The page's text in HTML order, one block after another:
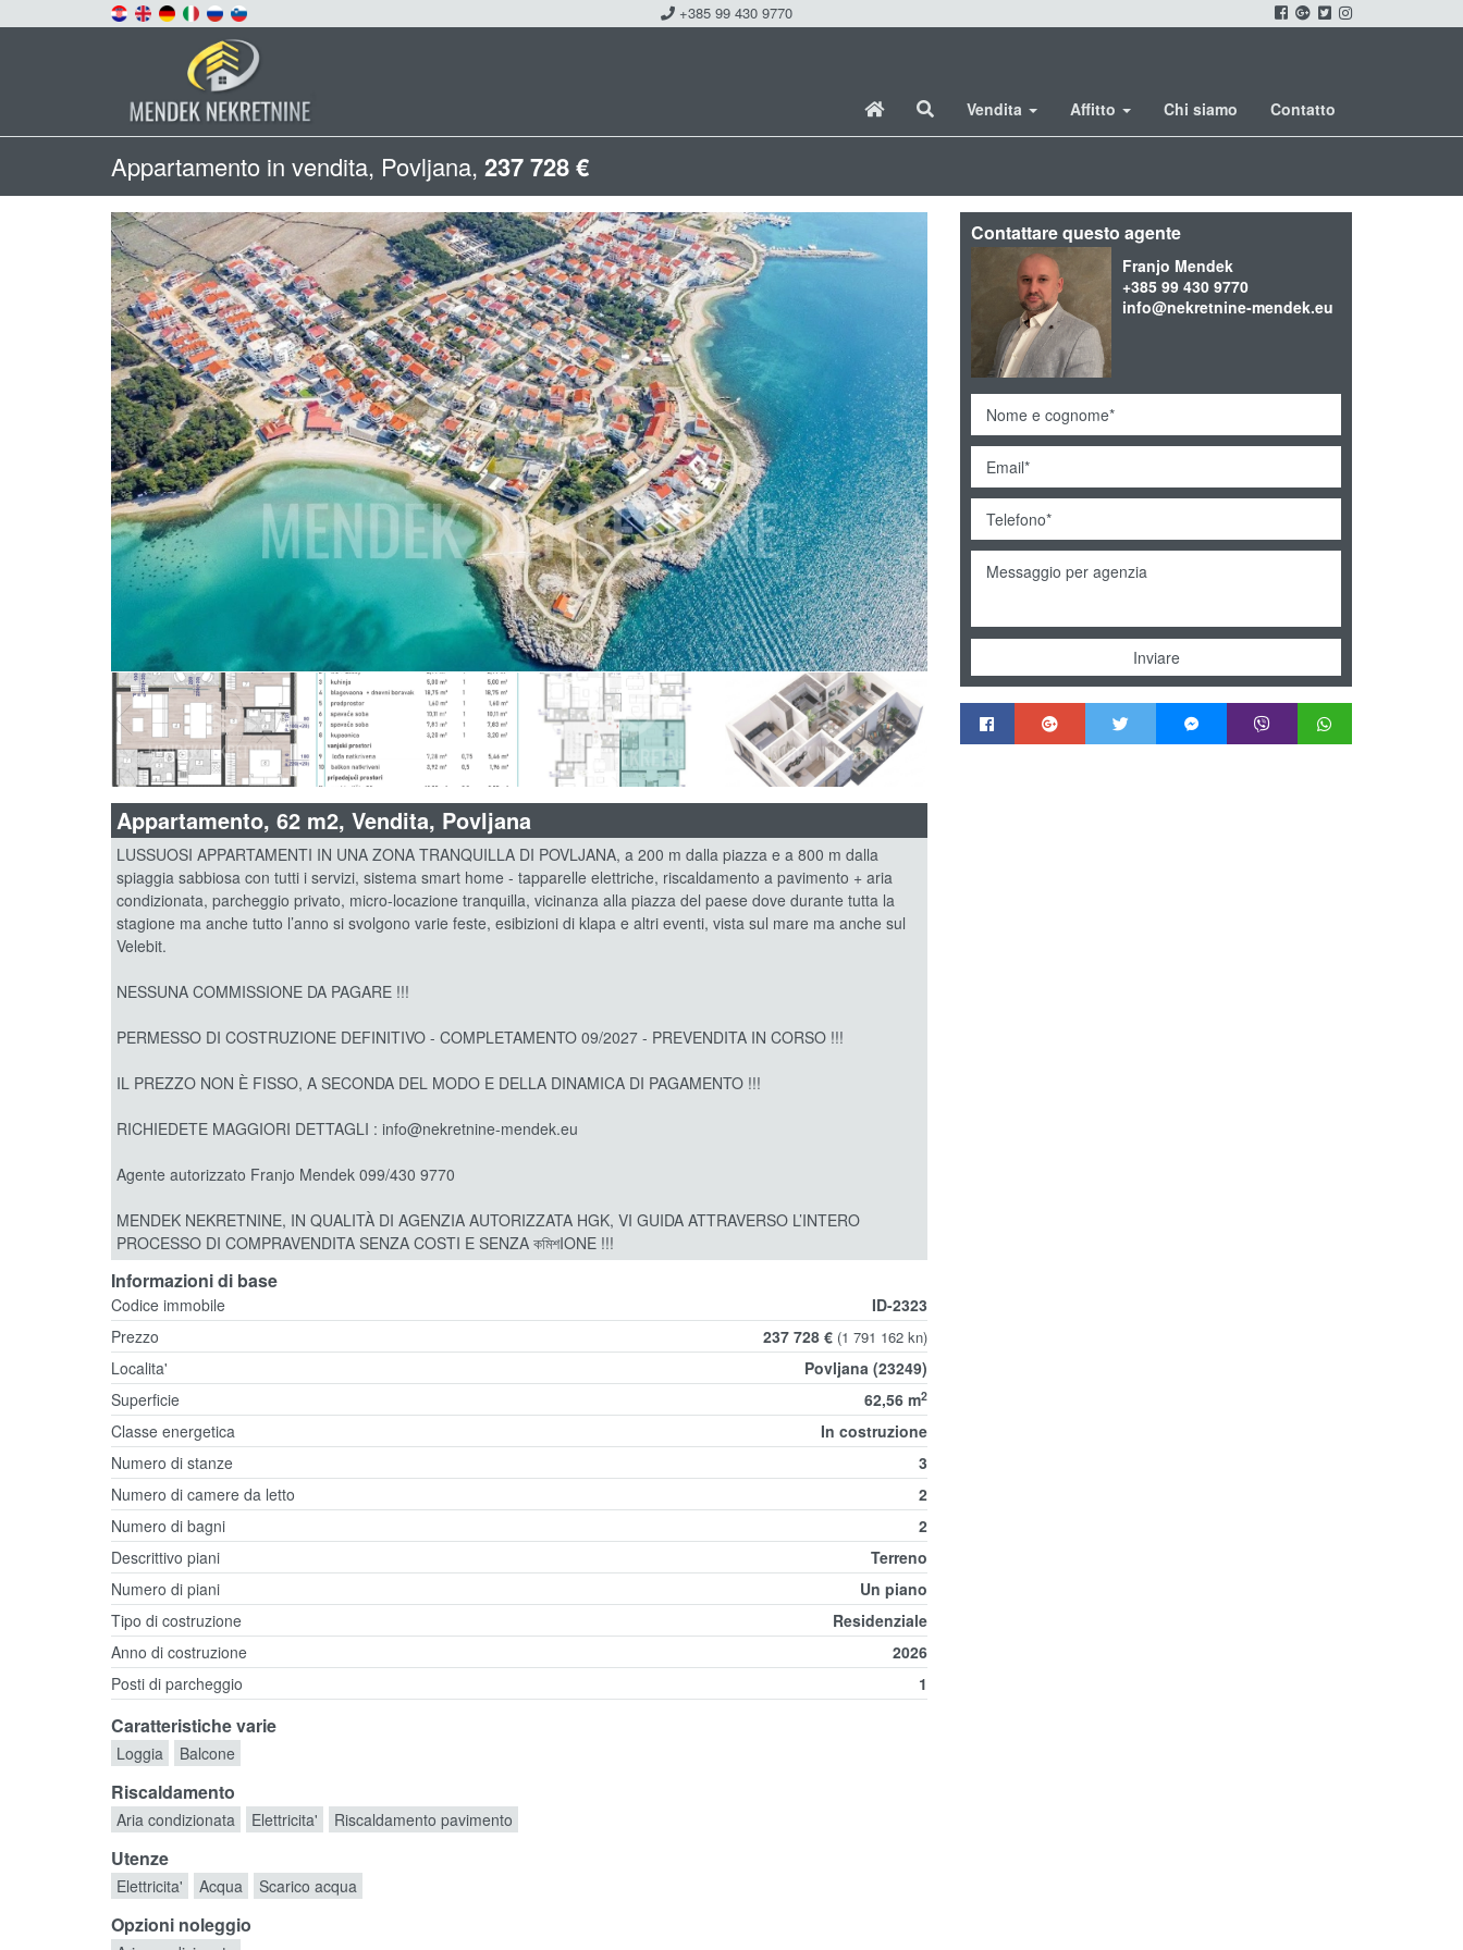
+385 99 430 9770
Vendita Affitto Chi siamo Contatto
Appartamento in vendita, Povljana, 237 728 €
Appartamento, 62 m2, Vendita, Povljana
LUSSUOSI APPARTAMENTI IN UNA ZONA TRANQUILLA DI POVLJANA, a 200 m dalla piazza e a 800 m dalla
spiaggia sabbiosa con tutti i servizi, sistema smart home - tapparelle elettriche, riscaldamento a pavimento + aria
condizionata, parcheggio privato, micro-locazione tranquilla, vicinanza alla piazza del paese dove durante tutta la
stagione ma anche tutto l’anno si svolgono varie feste, esibizioni di klapa e altri eventi, vista sul mare ma anche sul
Velebit.
NESSUNA COMMISSIONE DA PAGARE !!!
PERMESSO DI COSTRUZIONE DEFINITIVO - COMPLETAMENTO 09/2027 - PREVENDITA IN CORSO !!!
IL PREZZO NON È FISSO, A SECONDA DEL MODO E DELLA DINAMICA DI PAGAMENTO !!!
RICHIEDETE MAGGIORI DETTAGLI : info@nekretnine-mendek.eu
Agente autorizzato Franjo Mendek 099/430 9770
MENDEK NEKRETNINE, IN QUALITÀ DI AGENZIA AUTORIZZATA HGK, VI GUIDA ATTRAVERSO L’INTERO
PROCESSO DI COMPRAVENDITA SENZA COSTI E SENZA কমিশIONE !!!
Informazioni di base
Codice immobile
ID-2323
Prezzo
237 728 € (1 791 162 kn)
Localita'
Povljana (23249)
Superficie
62,56 m2
Classe energetica
In costruzione
Numero di stanze
3
Numero di camere da letto
2
Numero di bagni
2
Descrittivo piani
Terreno
Numero di piani
Un piano
Tipo di costruzione
Residenziale
Anno di costruzione
2026
Posti di parcheggio
1
Caratteristiche varie
Loggia Balcone
Riscaldamento
Aria condizionata Elettricita' Riscaldamento pavimento
Utenze
Elettricita' Acqua Scarico acqua
Opzioni noleggio
Contattare questo agente
Franjo Mendek
+385 99 430 9770
info@nekretnine-mendek.eu
Inviare